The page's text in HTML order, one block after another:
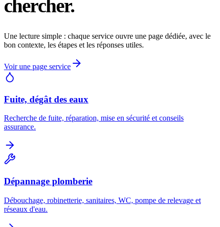
chercher.
Une lecture simple : chaque service ouvre une page dédiée, avec le
bon contexte, les étapes et les réponses utiles.
Voir une page service
Fuite, dégât des eaux
Recherche de fuite, réparation, mise en sécurité et conseils
assurance.
Dépannage plomberie
Débouchage, robinetterie, sanitaires, WC, pompe de relevage et
réseaux d'eau.